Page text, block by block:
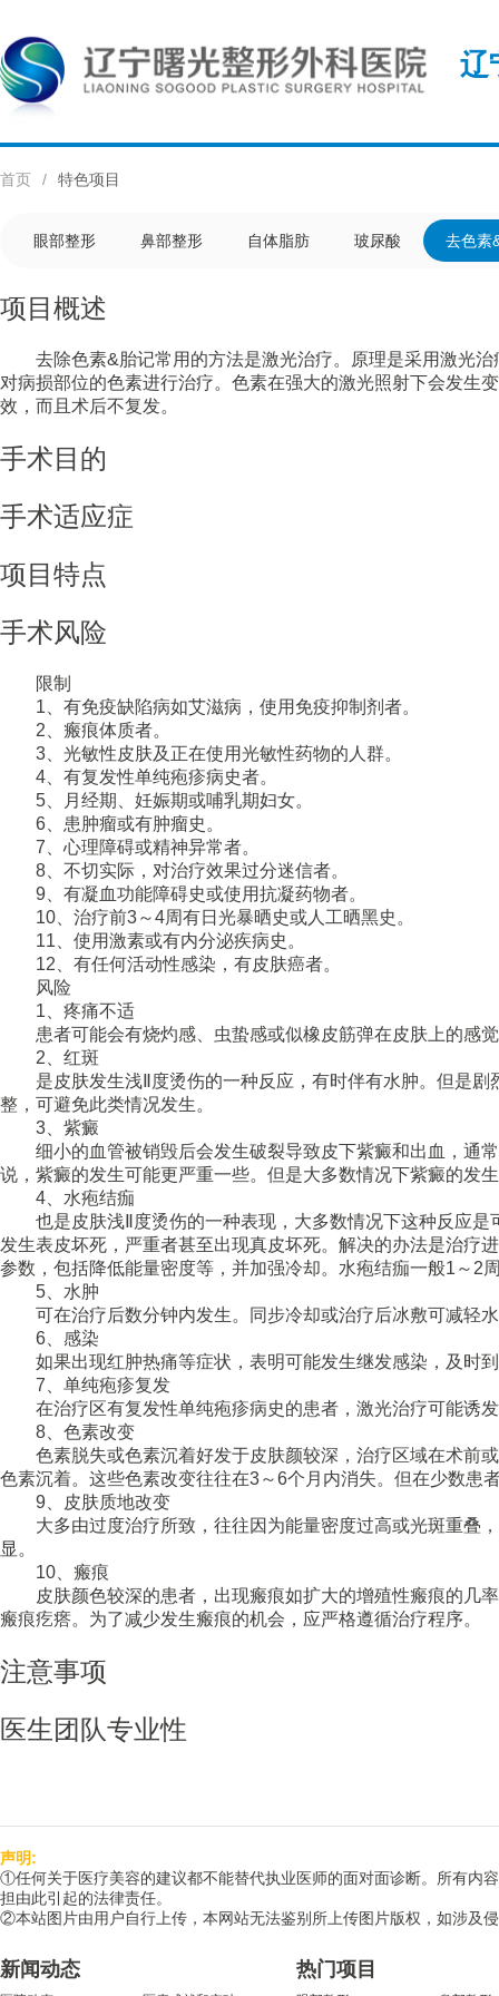
辽
首页 / 特色项目
眼部整形 鼻部整形 自体脂肪 玻尿酸 去色素
项目概述
去除色素&胎记常用的方法是激光治疗。原理是采用激光治
对病损部位的色素进行治疗。色素在强大的激光照射下会发生
效，而且术后不复发。
手术目的
手术适应症
项目特点
手术风险
限制
1、有免疫缺陷病如艾滋病，使用免疫抑制剂者。
2、瘢痕体质者。
3、光敏性皮肤及正在使用光敏性药物的人群。
4、有复发性单纯疱疹病史者。
5、月经期、妊娠期或哺乳期妇女。
6、患肿瘤或有肿瘤史。
7、心理障碍或精神异常者。
8、不切实际，对治疗效果过分迷信者。
9、有凝血功能障碍史或使用抗凝药物者。
10、治疗前3～4周有日光暴晒史或人工晒黑史。
11、使用激素或有内分泌疾病史。
12、有任何活动性感染，有皮肤癌者。
风险
1、疼痛不适
患者可能会有烧灼感、虫蛰感或似橡皮筋弹在皮肤上的感
2、红斑
是皮肤发生浅Ⅱ度烫伤的一种反应，有时伴有水肿。但是剧
整，可避免此类情况发生。
3、紫癜
细小的血管被销毁后会发生破裂导致皮下紫癜和出血，通
说，紫癜的发生可能更严重一些。但是大多数情况下紫癜的发
4、水疱结痂
也是皮肤浅Ⅱ度烫伤的一种表现，大多数情况下这种反应是
发生表皮坏死，严重者甚至出现真皮坏死。解决的办法是治疗
参数，包括降低能量密度等，并加强冷却。水疱结痂一般1～2
5、水肿
可在治疗后数分钟内发生。同步冷却或治疗后冰敷可减轻
6、感染
如果出现红肿热痛等症状，表明可能发生继发感染，及时
7、单纯疱疹复发
在治疗区有复发性单纯疱疹病史的患者，激光治疗可能诱
8、色素改变
色素脱失或色素沉着好发于皮肤颜较深，治疗区域在术前
色素沉着。这些色素改变往往在3～6个月内消失。但在少数患
9、皮肤质地改变
大多由过度治疗所致，往往因为能量密度过高或光斑重叠
显。
10、瘢痕
皮肤颜色较深的患者，出现瘢痕如扩大的增殖性瘢痕的几
瘢痕疙瘩。为了减少发生瘢痕的机会，应严格遵循治疗程序。
注意事项
医生团队专业性
声明:
①任何关于医疗美容的建议都不能替代执业医师的面对面诊断。所有内
担由此引起的法律责任。
②本站图片由用户自行上传，本网站无法鉴别所上传图片版权，如涉及
新闻动态 热门项目